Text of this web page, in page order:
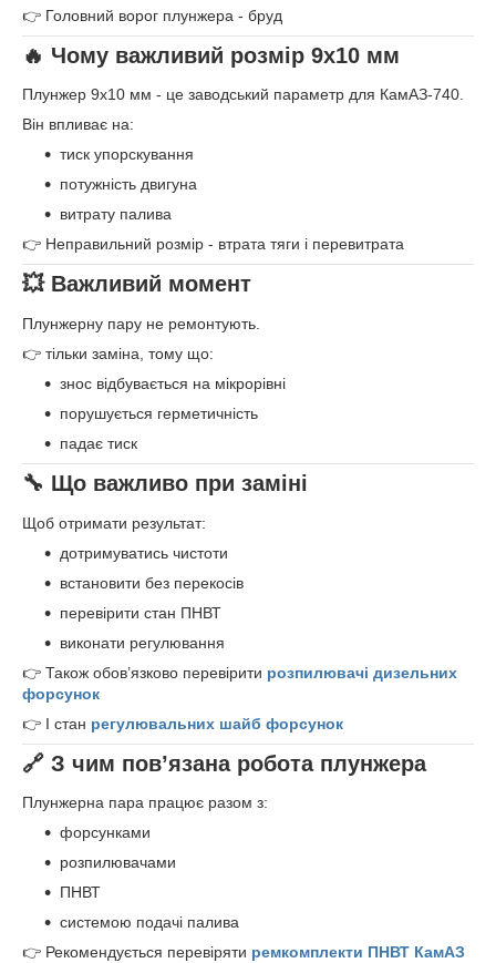
👉 Головний ворог плунжера - бруд
🔥 Чому важливий розмір 9х10 мм
Плунжер 9х10 мм - це заводський параметр для КамАЗ-740.
Він впливає на:
тиск упорскування
потужність двигуна
витрату палива
👉 Неправильний розмір - втрата тяги і перевитрата
💥 Важливий момент
Плунжерну пару не ремонтують.
👉 тільки заміна, тому що:
знос відбувається на мікрорівні
порушується герметичність
падає тиск
🔧 Що важливо при заміні
Щоб отримати результат:
дотримуватись чистоти
встановити без перекосів
перевірити стан ПНВТ
виконати регулювання
👉 Також обов’язково перевірити розпилювачі дизельних
форсунок
👉 І стан регулювальних шайб форсунок
🔗 З чим пов’язана робота плунжера
Плунжерна пара працює разом з:
форсунками
розпилювачами
ПНВТ
системою подачі палива
👉 Рекомендується перевіряти ремкомплекти ПНВТ КамАЗ